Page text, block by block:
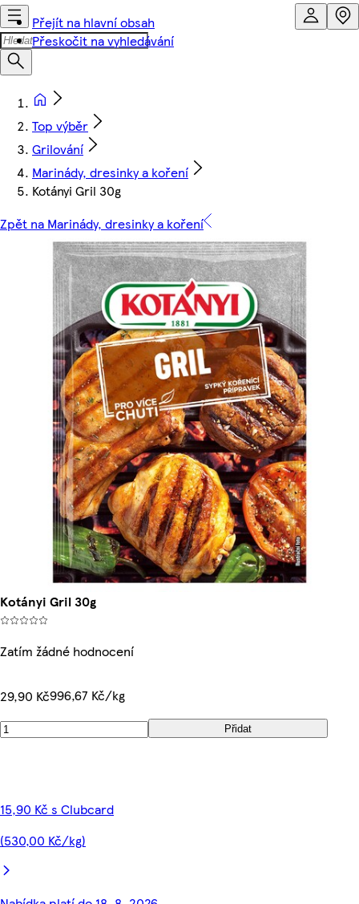
Přejít na hlavní obsah
Přeskočit na vyhledávání
Top výběr
Grilování
Marinády, dresinky a koření
Kotányi Gril 30g
Zpět na Marinády, dresinky a koření
Kotányi Gril 30g
Zatím žádné hodnocení
29,90 Kč996,67 Kč/kg
Přidat
15,90 Kč s Clubcard
(530,00 Kč/kg)